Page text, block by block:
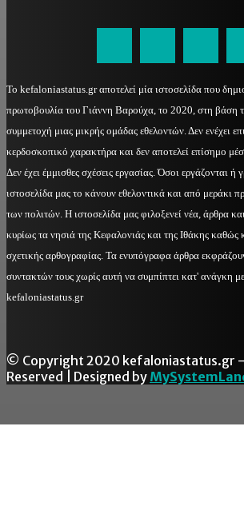
Το kefaloniastatus.gr αποτελεί μία ιστοσελίδα που
πρωτοβουλία του Γιάννη Βαρούχα, το 2020, στη βάση
συμμετοχή μιας μικρής ομάδας εθελοντών. Δεν ενέχει
κερδοσκοπικό χαρακτήρα και δεν αποτελεί επίσημο
Δεν έχει έμμισθες σχέσεις εργασίας. Όσοι εργάζονται ή
ιστοσελίδα μας το κάνουν εθελοντικά και από μεράκι
των πολιτών. Η ιστοσελίδα μας φιλοξενεί νέα, άρθρα
κυρίως τα νησιά της Κεφαλονιάς και της Ιθάκης καθώς
σχετικής αρθογραφίας. Τα ενυπόγραφα άρθρα
συντακτών τους χωρίς αυτή να συμπίπτει κατ' ανάγκη
kefaloniastatus.gr
© Copyright 2020 kefaloniastatus.gr -
Reserved | Designed by